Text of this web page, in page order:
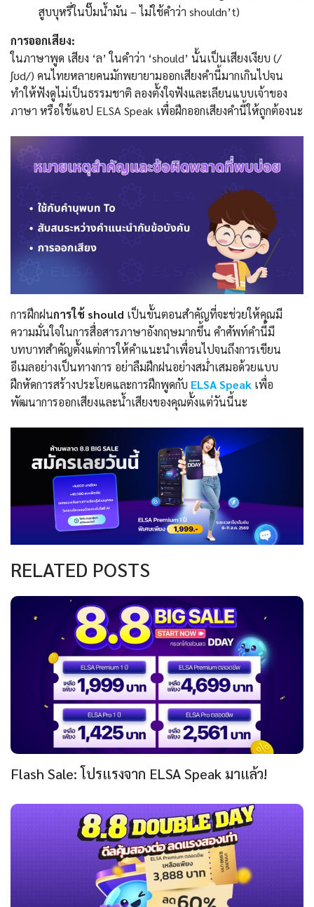
สูบบุหรี่ในปั๊มน้ำมัน – ไม่ใช้คําว่า shouldn’t)
การออกเสียง:
ในภาษาพูด เสียง ‘ล’ ในคำว่า ‘should’ นั้นเป็นเสียงเงียบ (/
ʃʊd/) คนไทยหลายคนมักพยายามออกเสียงคํานี้มากเกินไปจน
ทำให้ฟังดูไม่เป็นธรรมชาติ ลองตั้งใจฟังและเลียนแบบเจ้าของ
ภาษา หรือใช้แอป ELSA Speak เพื่อฝึกออกเสียงคำนี้ให้ถูกต้องนะ
การฝึกฝนการใช้ should เป็นขั้นตอนสำคัญที่จะช่วยให้คุณมี
ความมั่นใจในการสื่อสารภาษาอังกฤษมากขึ้น คำศัพท์คำนี้มี
บทบาทสำคัญตั้งแต่การให้คำแนะนำเพื่อนไปจนถึงการเขียน
อีเมลอย่างเป็นทางการ อย่าลืมฝึกฝนอย่างสม่ำเสมอด้วยแบบ
ฝึกหัดการสร้างประโยคและการฝึกพูดกับ ELSA Speak เพื่อ
พัฒนาการออกเสียงและน้ำเสียงของคุณตั้งแต่วันนี้นะ
RELATED POSTS
Flash Sale: โปรแรงจาก ELSA Speak มาแล้ว!